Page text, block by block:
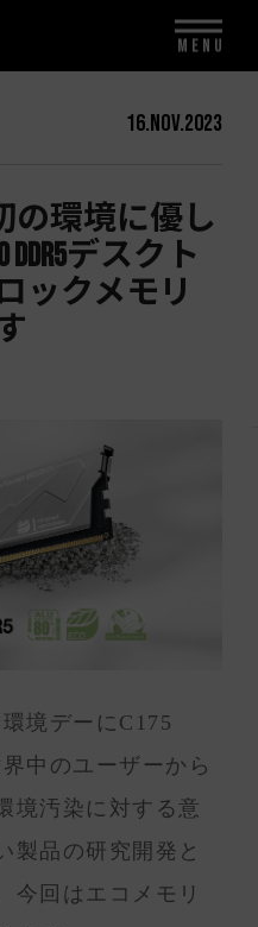
16.Nov.2023
初の環境に優し
DDR5デスクト
ックメモリ
境デーにC175
中のユーザーから
境汚染に対する意
製品の研究開発と
今回はエコメモリ
MENU